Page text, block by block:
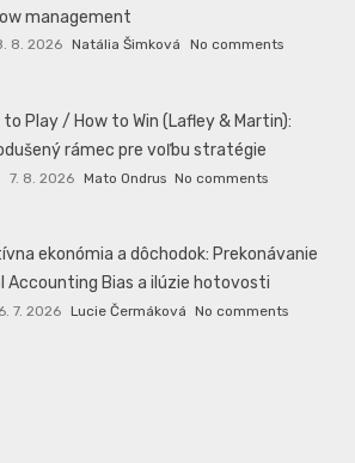
management
8. 2026 Natália Šimková No comments
to Play / How to Win (Lafley & Martin):
rámec pre voľbu stratégie
7. 8. 2026 Mato Ondrus No comments
ekonómia a dôchodok: Prekonávanie
Accounting Bias a ilúzie hotovosti
7. 2026 Lucie Čermáková No comments